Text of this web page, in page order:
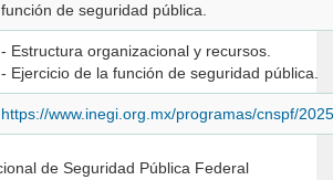
función de seguridad pública.
- Estructura organizacional y recursos.
- Ejercicio de la función de seguridad pública.
https://www.inegi.org.mx/programas/cnspf/